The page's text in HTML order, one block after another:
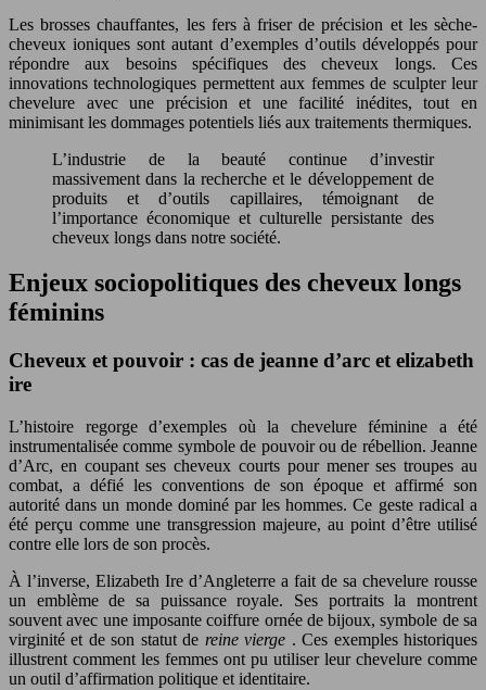
Les brosses chauffantes, les fers à friser de précision et les sèche-
cheveux ioniques sont autant d’exemples d’outils développés pour
répondre aux besoins spécifiques des cheveux longs. Ces
innovations technologiques permettent aux femmes de sculpter leur
chevelure avec une précision et une facilité inédites, tout en
minimisant les dommages potentiels liés aux traitements thermiques.
L’industrie de la beauté continue d’investir
massivement dans la recherche et le développement de
produits et d’outils capillaires, témoignant de
l’importance économique et culturelle persistante des
cheveux longs dans notre société.
Enjeux sociopolitiques des cheveux longs
féminins
Cheveux et pouvoir : cas de jeanne d’arc et elizabeth
ire
L’histoire regorge d’exemples où la chevelure féminine a été
instrumentalisée comme symbole de pouvoir ou de rébellion. Jeanne
d’Arc, en coupant ses cheveux courts pour mener ses troupes au
combat, a défié les conventions de son époque et affirmé son
autorité dans un monde dominé par les hommes. Ce geste radical a
été perçu comme une transgression majeure, au point d’être utilisé
contre elle lors de son procès.
À l’inverse, Elizabeth Ire d’Angleterre a fait de sa chevelure rousse
un emblème de sa puissance royale. Ses portraits la montrent
souvent avec une imposante coiffure ornée de bijoux, symbole de sa
virginité et de son statut de reine vierge . Ces exemples historiques
illustrent comment les femmes ont pu utiliser leur chevelure comme
un outil d’affirmation politique et identitaire.